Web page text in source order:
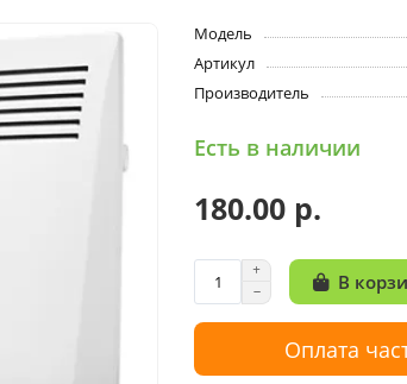
Модель
Артикул
Производитель
Есть в наличии
180.00 р.
В
Оплата